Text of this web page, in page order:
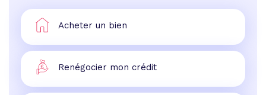
Acheter un bien
Renégocier mon crédit